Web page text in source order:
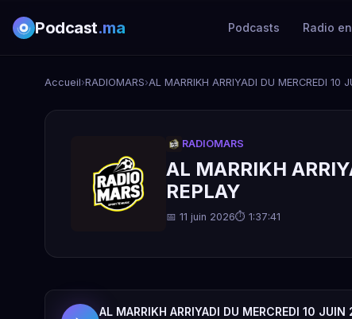
Podcast.ma Podcasts Radio
Accueil›RADIOMARS›AL MARRIKH ARRIYADI DU MERCREDI 10
RADIOMARS
AL MARRIKH
REPLAY
📅 11 juin 2026⏱ 1:37:41
AL MARRIKH ARRIYADI DU MERCREDI 10